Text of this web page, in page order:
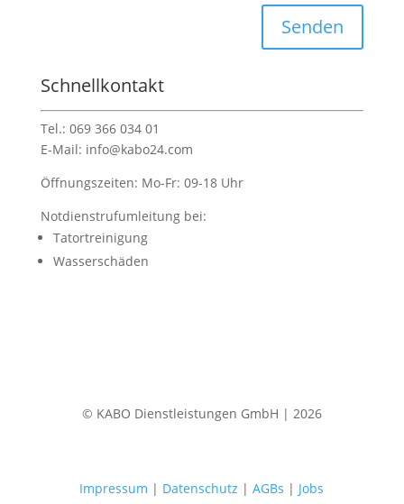
Senden
Schnell­kontakt
Tel.: 069 366 034 01
E-Mail: info@kabo24.com
Öffnungszeiten: Mo-Fr: 09-18 Uhr
Notdienstrufumleitung bei:
Tatortreinigung
Wasserschäden
© KABO Dienstleistungen GmbH | 2026
Impressum | Datenschutz |AGBs | Jobs